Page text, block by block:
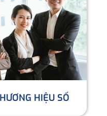
HIỆU SỐ